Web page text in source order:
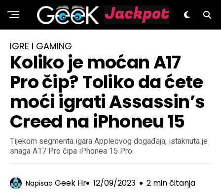
GeeK.hr
IGRE I GAMING
Koliko je moćan A17
Pro čip? Toliko da ćete
moći igrati Assassin’s
Creed na iPhoneu 15
Tijekom segmenta igara Appleovog događaja, istaknuta je
snaga A17 Pro čipa iPhonea 15 Pro
Napisao Geek Hr 12/09/2023 2 min čitanja